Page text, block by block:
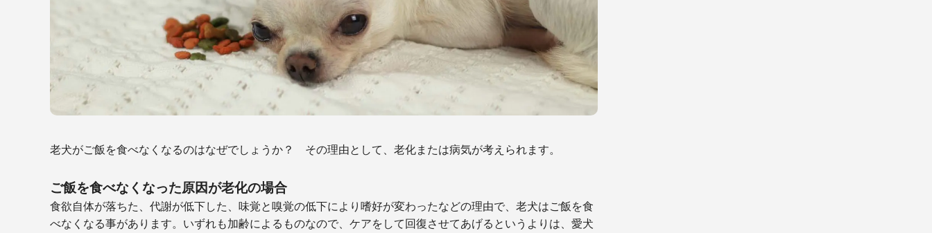
老犬がご飯を食べなくなるのはなぜでしょうか？ その理由として、老化または病気が考えられます。
ご飯を食べなくなった原因が老化の場合
食欲自体が落ちた、代謝が低下した、味覚と嗅覚の低下により嗜好が変わったなどの理由で、老犬はご飯を食
べなくなる事があります。いずれも加齢によるものなので、ケアをして回復させてあげるというよりは、愛犬